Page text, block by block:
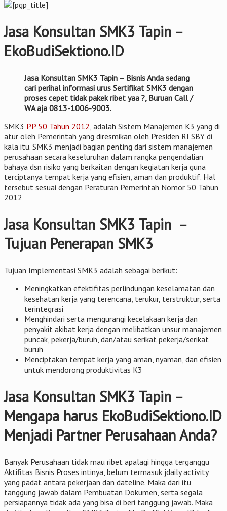
Jasa Konsultan SMK3 Tapin –
EkoBudiSektiono.ID
Jasa Konsultan SMK3 Tapin – Bisnis Anda sedang
cari perihal informasi urus Sertifikat SMK3 dengan
proses cepet tidak pakek ribet yaa ?, Buruan Call /
WA aja 0813-1006-9003.
SMK3 PP 50 Tahun 2012 , adalah Sistem Manajemen K3 yang di
atur oleh Pemerintah yang diresmikan oleh Presiden RI SBY di
kala itu. SMK3 menjadi bagian penting dari sistem manajemen
perusahaan secara keseluruhan dalam rangka pengendalian
bahaya dsn risiko yang berkaitan dengan kegiatan kerja guna
terciptanya tempat kerja yang efisien, aman dan produktif. Hal
tersebut sesuai dengan Peraturan Pemerintah Nomor 50 Tahun
2012
Jasa Konsultan SMK3 Tapin –
Tujuan Penerapan SMK3
Tujuan Implementasi SMK3 adalah sebagai berikut:
Meningkatkan efektifitas perlindungan keselamatan dan
kesehatan kerja yang terencana, terukur, terstruktur, serta
terintegrasi
Menghindari serta mengurangi kecelakaan kerja dan
penyakit akibat kerja dengan melibatkan unsur manajemen
puncak, pekerja/buruh, dan/atau serikat pekerja/serikat
buruh
Menciptakan tempat kerja yang aman, nyaman, dan efisien
untuk mendorong produktivitas K3
Jasa Konsultan SMK3 Tapin –
Mengapa harus EkoBudiSektiono.ID
Menjadi Partner Perusahaan Anda?
Banyak Perusahaan tidak mau ribet apalagi hingga terganggu
Aktifitas Bisnis Proses intinya, belum termasuk jdaily activity
yang padat antara pekerjaan dan dateline. Maka dari itu
tanggung jawab dalam Pembuatan Dokumen, serta segala
persiapannya tidak ada yang bisa di beri tanggung jawab. Maka